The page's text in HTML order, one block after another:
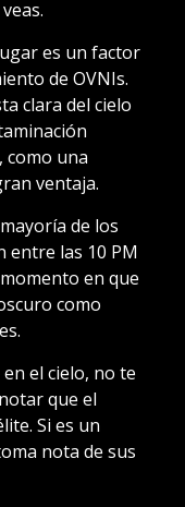
es un factor
de OVNIs.
clara del cielo
como una
ventaja.
de los
entre las 10 PM
en que
como
en el cielo, no te
que el
Si es un
nota de sus